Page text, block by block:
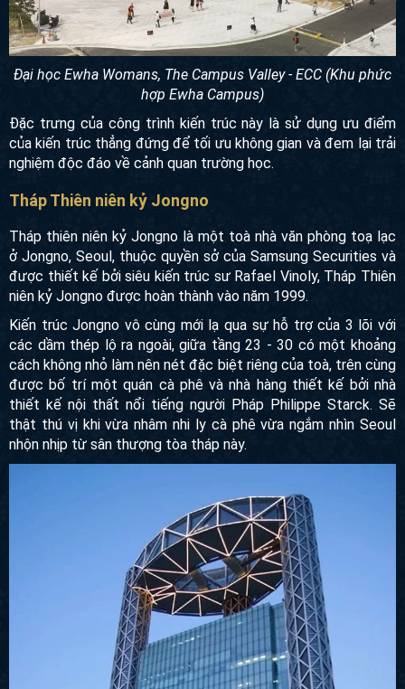
Đại học Ewha Womans, The Campus Valley - ECC (Khu
phức hợp Ewha Campus)
của kiến trúc thẳng đứng để tối ưu không gian và đem lại
Tháp Thiên niên kỷ Jongno
Tháp thiên niên kỷ Jongno là một toà nhà văn phòng toạ lạc
ở Jongno, Seoul, thuộc quyền sở của Samsung Securities
và được thiết kế bởi siêu kiến ​​trúc sư Rafael Vinoly, Tháp
Thiên niên kỷ Jongno được hoàn thành vào năm 1999.
Kiến trúc Jongno vô cùng mới lạ qua sự hỗ trợ của 3 lõi với
các dầm thép lộ ra ngoài, giữa tầng 23 - 30 có một khoảng
cách không nhỏ làm nên nét đặc biệt riêng của toà, trên
cùng được bố trí một quán cà phê và nhà hàng thiết kế bởi
nhà thiết kế nội thất nổi tiếng người Pháp Philippe Starck.
Seoul nhộn nhịp từ sân thượng tòa tháp này.